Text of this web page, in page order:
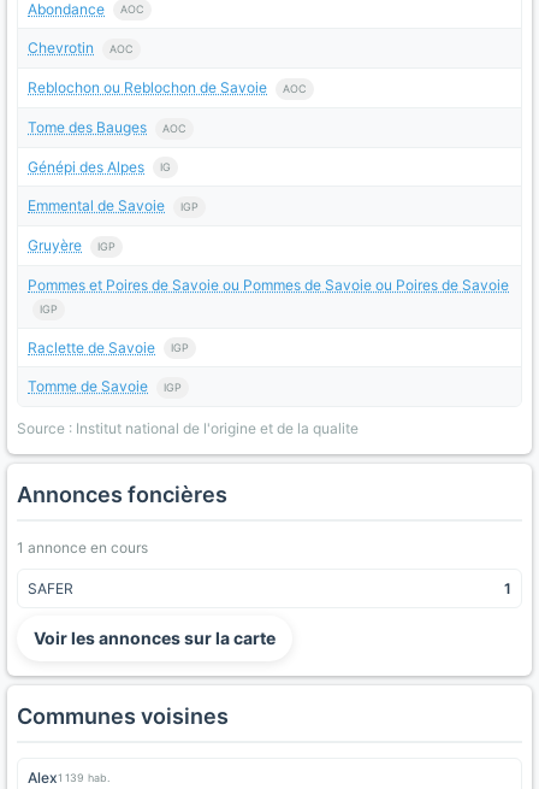
Abondance AOC
Chevrotin AOC
Reblochon ou Reblochon de Savoie AOC
Tome des Bauges AOC
Génépi des Alpes IG
Emmental de Savoie IGP
Gruyère IGP
Pommes et Poires de Savoie ou Pommes de Savoie ou Poires de Savoie
IGP
Raclette de Savoie IGP
Tomme de Savoie IGP
Source : Institut national de l'origine et de la qualite
Annonces foncières
1 annonce en cours
SAFER 1
Voir les annonces sur la carte
Communes voisines
Alex1 139 hab.